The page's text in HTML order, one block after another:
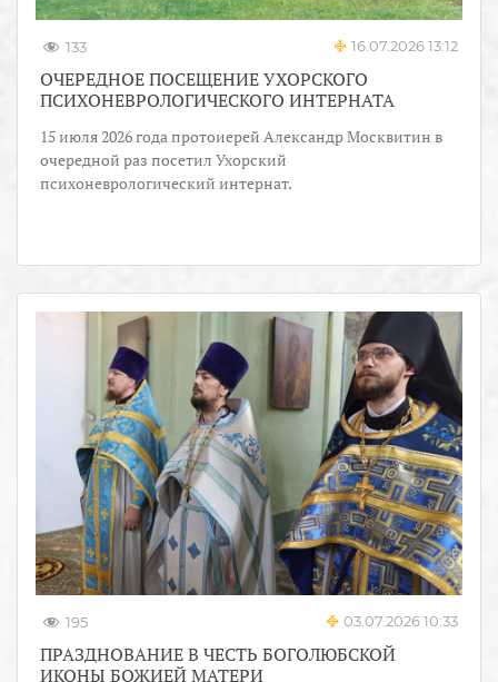
133 16.07.2026 13:12
ОЧЕРЕДНОЕ ПОСЕЩЕНИЕ УХОРСКОГО
ПСИХОНЕВРОЛОГИЧЕСКОГО ИНТЕРНАТА
15 июля 2026 года протоиерей Александр Москвитин в
очередной раз посетил Ухорский
психоневрологический интернат.
195 03.07.2026 10:33
ПРАЗДНОВАНИЕ В ЧЕСТЬ БОГОЛЮБСКОЙ
ИКОНЫ БОЖИЕЙ МАТЕРИ